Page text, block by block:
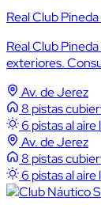
Real Club
Real Club
exteriores.
Av. de Jerez
8 pistas
6 pistas al aire
Av. de Jerez
8 pistas
6 pistas al aire